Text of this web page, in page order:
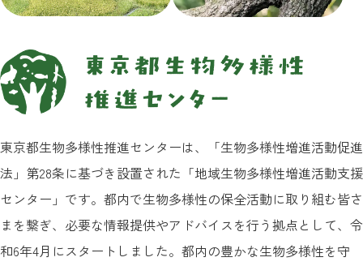
東京都生物多様性推進センターは、「生物多様性増進活動促進
法」第28条に基づき設置された「地域生物多様性増進活動支援
センター」です。都内で生物多様性の保全活動に取り組む皆さ
まを繋ぎ、必要な情報提供やアドバイスを行う拠点として、令
和6年4月にスタートしました。都内の豊かな生物多様性を守